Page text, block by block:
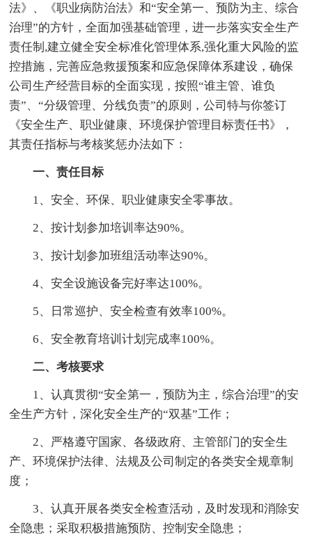
法》、《职业病防治法》和“安全第一、预防为主、综合
治理”的方针，全面加强基础管理，进一步落实安全生产
责任制,建立健全安全标准化管理体系,强化重大风险的监
控措施，完善应急救援预案和应急保障体系建设，确保
公司生产经营目标的全面实现，按照“谁主管、谁负
责”、“分级管理、分线负责”的原则，公司特与你签订
《安全生产、职业健康、环境保护管理目标责任书》，
其责任指标与考核奖惩办法如下：
一、责任目标
1、安全、环保、职业健康安全零事故。
2、按计划参加培训率达90%。
3、按计划参加班组活动率达90%。
4、安全设施设备完好率达100%。
5、日常巡护、安全检查有效率100%。
6、安全教育培训计划完成率100%。
二、考核要求
1、认真贯彻“安全第一，预防为主，综合治理”的安
全生产方针，深化安全生产的“双基”工作；
2、严格遵守国家、各级政府、主管部门的安全生
产、环境保护法律、法规及公司制定的各类安全规章制
度；
3、认真开展各类安全检查活动，及时发现和消除安
全隐患；采取积极措施预防、控制安全隐患；